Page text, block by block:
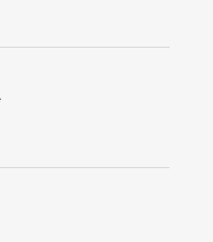
想连篇，更为广阔
的节目，由作曲
指挥，叶娟礽以一